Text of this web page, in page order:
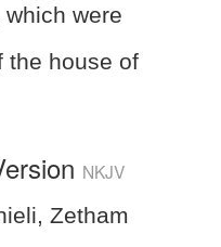
were
the house of
NKJV
Zetham